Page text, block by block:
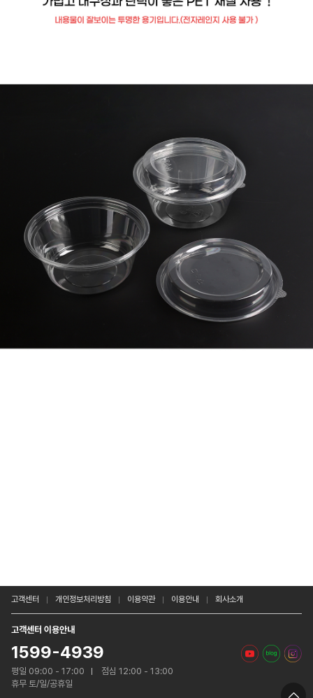
고객센터 개인정보처리방침 이용약관 이용안내 회사소개
고객센터 이용안내
1599-4939
평일 09:00 - 17:00
점심 12:00 - 13:00
휴무 토/일/공휴일